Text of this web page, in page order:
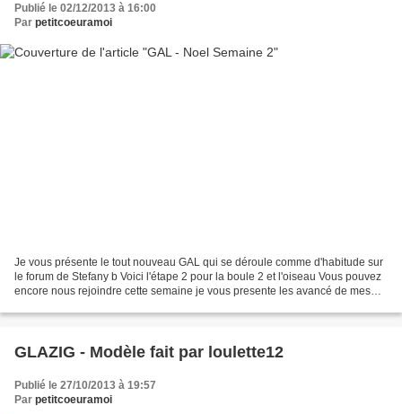
Publié le 02/12/2013 à 16:00
Par petitcoeuramoi
Je vous présente le tout nouveau GAL qui se déroule comme d'habitude sur
le forum de Stefany b Voici l'étape 2 pour la boule 2 et l'oiseau Vous pouvez
encore nous rejoindre cette semaine je vous presente les avancé de mes
GLAZIG - Modèle fait par loulette12
Publié le 27/10/2013 à 19:57
Par petitcoeuramoi